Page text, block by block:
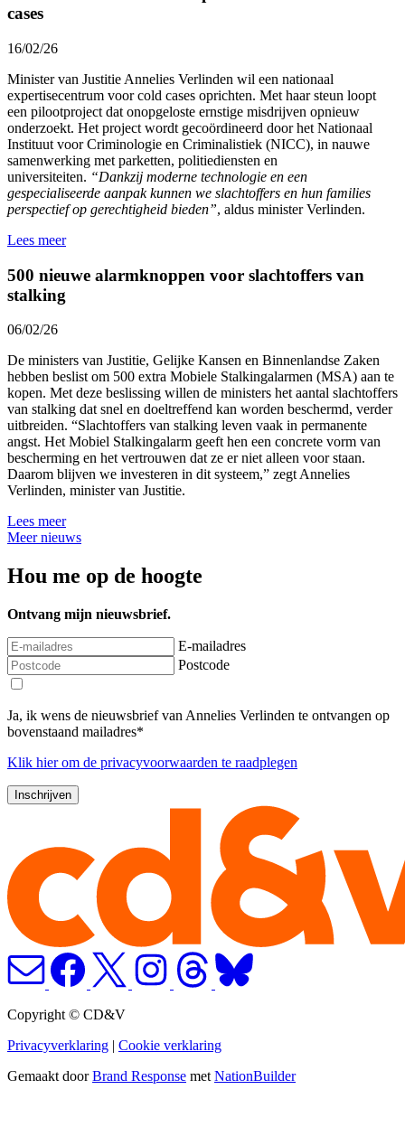
cases
16/02/26
Minister van Justitie Annelies Verlinden wil een nationaal
expertisecentrum voor cold cases oprichten. Met haar steun loopt
een pilootproject dat onopgeloste ernstige misdrijven opnieuw
onderzoekt. Het project wordt gecoördineerd door het Nationaal
Instituut voor Criminologie en Criminalistiek (NICC), in nauwe
samenwerking met parketten, politiediensten en
universiteiten. “Dankzij moderne technologie en een
gespecialiseerde aanpak kunnen we slachtoffers en hun families
perspectief op gerechtigheid bieden”, aldus minister Verlinden.
Lees meer
500 nieuwe alarmknoppen voor slachtoffers van
stalking
06/02/26
De ministers van Justitie, Gelijke Kansen en Binnenlandse Zaken
hebben beslist om 500 extra Mobiele Stalkingalarmen (MSA) aan te
kopen. Met deze beslissing willen de ministers het aantal slachtoffers
van stalking dat snel en doeltreffend kan worden beschermd, verder
uitbreiden. “Slachtoffers van stalking leven vaak in permanente
angst. Het Mobiel Stalkingalarm geeft hen een concrete vorm van
bescherming en het vertrouwen dat ze er niet alleen voor staan.
Daarom blijven we investeren in dit systeem,” zegt Annelies
Verlinden, minister van Justitie.
Lees meer
Meer nieuws
Hou me op de hoogte
Ontvang mijn nieuwsbrief.
E-mailadres
Postcode
Ja, ik wens de nieuwsbrief van Annelies Verlinden te ontvangen op
bovenstaand mailadres*
Klik hierom de privacyvoorwaarden te raadplegen
Copyright © CD&V
Privacyverklaring | Cookie verklaring
Gemaakt doorBrand Response met NationBuilder